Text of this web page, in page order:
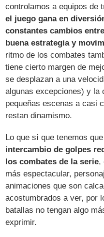
controlamos a equipos de
el juego gana en
constantes cambios
buena estrategia y
ritmo de los combates
tiene cierto margen de
se desplazan a una
algunas excepciones) y la
pequeñas escenas a casi
restan dinamismo.
Lo que sí que tenemos
intercambio de golpes
los combates de la serie,
más espectacular,
animaciones que son
acostumbrados a ver, por
batallas no tengan algo
exprimir.